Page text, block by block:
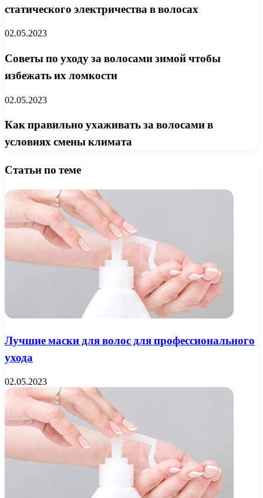
статического электричества в волосах
02.05.2023
Советы по уходу за волосами зимой чтобы
избежать их ломкости
02.05.2023
Как правильно ухаживать за волосами в
условиях смены климата
Статьи по теме
Лучшие маски для волос для профессионального
ухода
02.05.2023